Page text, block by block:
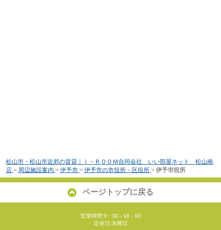
松山市・松山市近郊の賃貸｜Ｉ－ＲＯＯＭ合同会社 いい部屋ネット 松山南
店 > 周辺施設案内 > 伊予市 > 伊予市の市役所・区役所 > 伊予市役所
ページトップに戻る
営業時間:9：30～18：00
定休日:木曜日